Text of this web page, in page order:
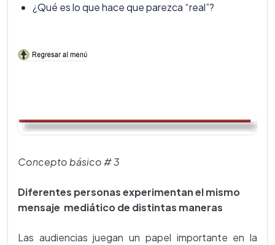
¿Qué es lo que hace que parezca “real”?
Concepto básico # 3
Diferentes personas experimentan el mismo
mensaje mediático de distintas maneras
Las audiencias juegan un papel importante en la